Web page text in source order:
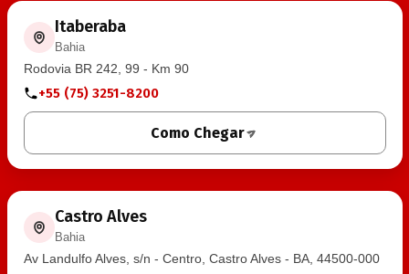
Itaberaba
Bahia
Rodovia BR 242, 99 - Km 90
+55 (75) 3251-8200
Como Chegar
Castro Alves
Bahia
Av Landulfo Alves, s/n - Centro, Castro Alves - BA, 44500-000